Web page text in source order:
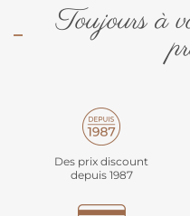
Toujours à
Des prix discount
depuis 1987